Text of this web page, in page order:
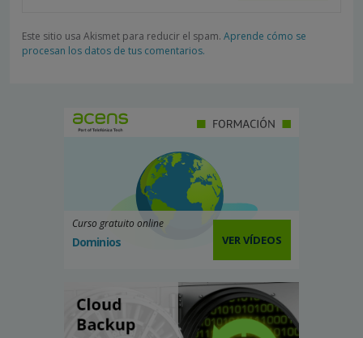
Este sitio usa Akismet para reducir el spam. Aprende cómo se
procesan los datos de tus comentarios.
Curso gratuito online
Dominios VER VÍDEOS